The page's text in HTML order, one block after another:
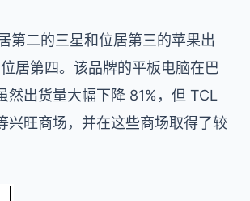
第二的三星和位居第三的苹果出
居第四。该品牌的平板电脑在巴
出货量大幅下降 81%，但 TCL
兴旺商场，并在这些商场取得了较